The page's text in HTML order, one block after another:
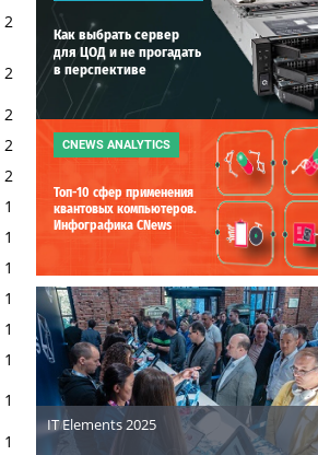
2
2
2
2
2
1
1
1
1
1
1
1
1
Как выбрать сервер
для ЦОД и не прогадать
в перспективе
CNEWS ANALYTICS
Топ-10 сфер применения
квантовых компьютеров.
Инфографика CNews
IT Elements 2025